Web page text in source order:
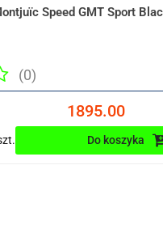
Speed GMT Sport
(0)
1895.00
Do koszyka